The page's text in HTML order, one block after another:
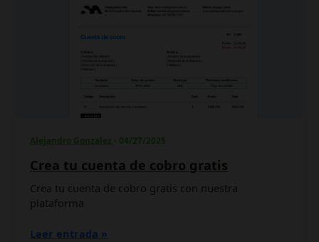
Alejandro Gonzalez - 04/27/2025
Crea tu cuenta de cobro gratis
Crea tu cuenta de cobro gratis con nuestra
plataforma
Leer entrada »